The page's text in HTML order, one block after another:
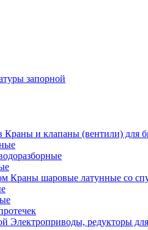
запорной
Краны и клапаны (вентили) для
Краны шаровые латунные со
Электроприводы, редукторы